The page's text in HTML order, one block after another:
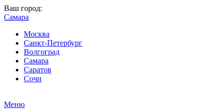
Ваш город:
Самара
Москва
Санкт-Петербург
Волгоград
Самара
Саратов
Сочи
Меню